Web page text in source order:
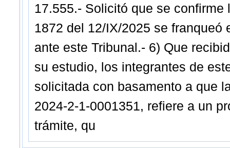
17.555.- Solicitó que se
1872 del 12/IX/2025 se franqueó
ante este Tribunal.- 6) Que
su estudio, los integrantes de
solicitada con basamento a que
2024-2-1-0001351, refiere a un
trámite, qu